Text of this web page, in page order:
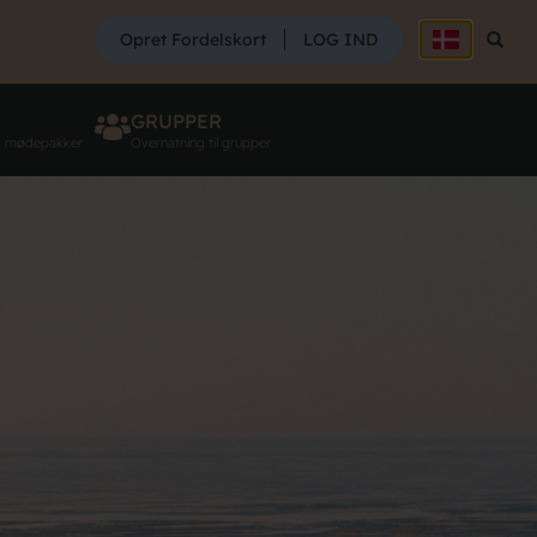
SØG
Søg
Opret Fordelskort LOG IND
mødepakker
GRUPPER
Overnatning til grupper